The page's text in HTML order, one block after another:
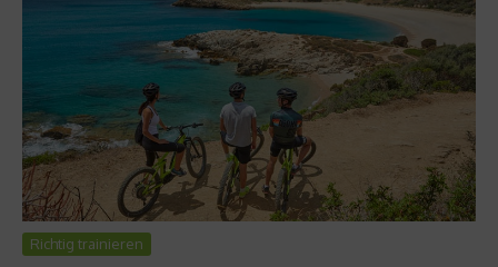
Richtig trainieren